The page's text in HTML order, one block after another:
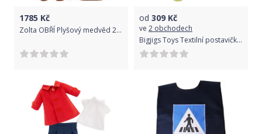
1785 Kč
Zolta OBŘÍ Plyšový medvěd 220 cm tmavě hnědé
od 309 Kč
ve 2 obchodech
Bigjigs Toys Textilní postavička Bigjigs Baby Králíček Bella Velký